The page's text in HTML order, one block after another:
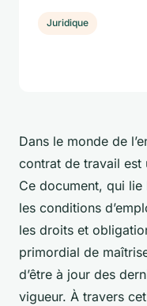
Dans le monde de
contrat de travail est
Ce document, qui lie
les conditions
les droits et
primordial de
d’être à jour des
vigueur. À travers
Juridique